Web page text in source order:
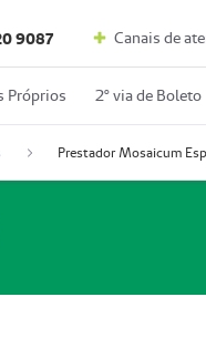
9087 Canais de
Próprios 2º via de Boleto